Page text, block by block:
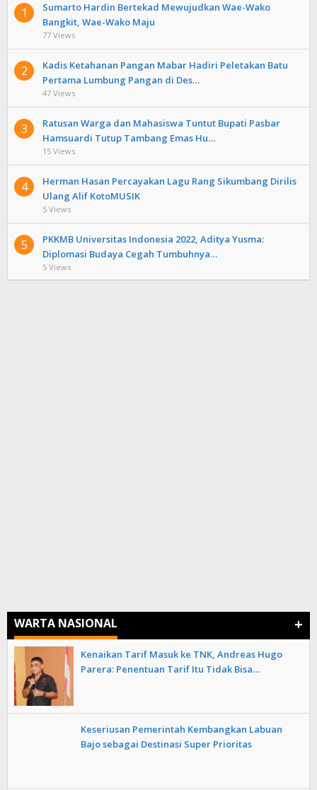
1
Sumarto Hardin Bertekad Mewujudkan Wae-Wako
Bangkit, Wae-Wako Maju
77 Views
2
Kadis Ketahanan Pangan Mabar Hadiri Peletakan Batu
Pertama Lumbung Pangan di Des…
47 Views
3
Ratusan Warga dan Mahasiswa Tuntut Bupati Pasbar
Hamsuardi Tutup Tambang Emas Hu…
15 Views
4
Herman Hasan Percayakan Lagu Rang Sikumbang Dirilis
Ulang Alif KotoMUSIK
5 Views
5
PKKMB Universitas Indonesia 2022, Aditya Yusma:
Diplomasi Budaya Cegah Tumbuhnya…
5 Views
WARTA NASIONAL +
Kenaikan Tarif Masuk ke TNK, Andreas Hugo
Parera: Penentuan Tarif Itu Tidak Bisa…
Keseriusan Pemerintah Kembangkan Labuan
Bajo sebagai Destinasi Super Prioritas